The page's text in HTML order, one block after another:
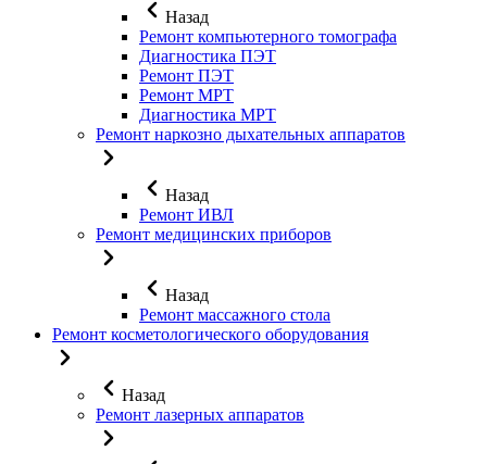
Назад
Ремонт компьютерного томографа
Диагностика ПЭТ
Ремонт ПЭТ
Ремонт МРТ
Диагностика МРТ
Ремонт наркозно дыхательных аппаратов
Назад
Ремонт ИВЛ
Ремонт медицинских приборов
Назад
Ремонт массажного стола
Ремонт косметологического оборудования
Назад
Ремонт лазерных аппаратов